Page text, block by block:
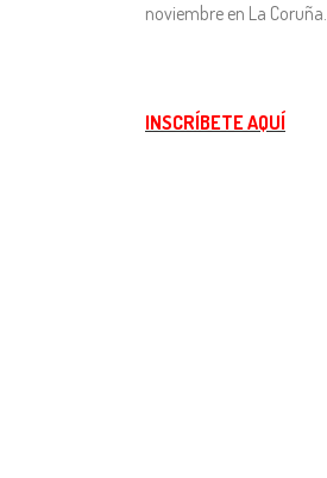
noviembre en La Coruña.
INSCRÍBETE AQUÍ